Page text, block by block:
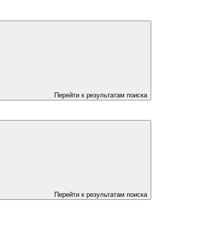
Перейти к результатам поиска
Перейти к результатам поиска